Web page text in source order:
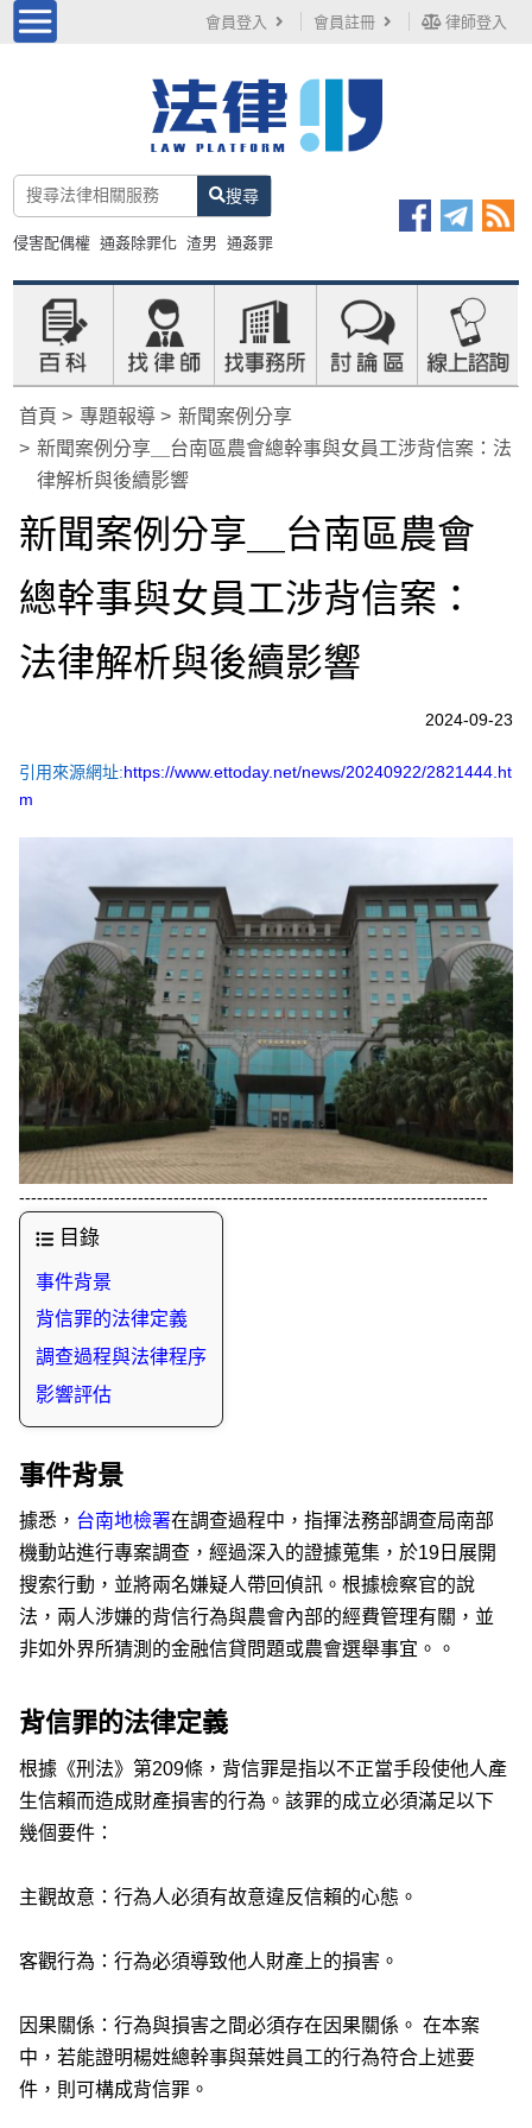
會員登入 會員註冊 律師登入
搜尋
侵害配偶權 通姦除罪化 渣男 通姦罪
首頁 專題報導
新聞案例分享
新聞案例分享＿台南區農會總幹事與女員工涉背信案：法
律解析與後續影響
新聞案例分享＿台南區農會
總幹事與女員工涉背信案：
法律解析與後續影響
2024-09-23
引用來源網址:https://www.ettoday.net/news/20240922/2821444.ht
m
-------------------------------------------------------------------------------
目錄
事件背景
背信罪的法律定義
調查過程與法律程序
影響評估
事件背景
據悉， 台南地檢署在調查過程中，指揮法務部調查局南部
機動站進行專案調查，經過深入的證據蒐集，於19日展開
搜索行動，並將兩名嫌疑人帶回偵訊。根據檢察官的說
法，兩人涉嫌的背信行為與農會內部的經費管理有關，並
非如外界所猜測的金融信貸問題或農會選舉事宜。。
背信罪的法律定義
根據《刑法》第209條，背信罪是指以不正當手段使他人產
生信賴而造成財產損害的行為。該罪的成立必須滿足以下
幾個要件：
主觀故意：行為人必須有故意違反信賴的心態。
客觀行為：行為必須導致他人財產上的損害。
因果關係：行為與損害之間必須存在因果關係。 在本案
中，若能證明楊姓總幹事與葉姓員工的行為符合上述要
件，則可構成背信罪。